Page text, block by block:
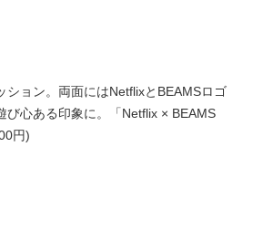
ション。両面にはNetflixとBEAMSロゴ
び心ある印象に。「Netflix × BEAMS
円)